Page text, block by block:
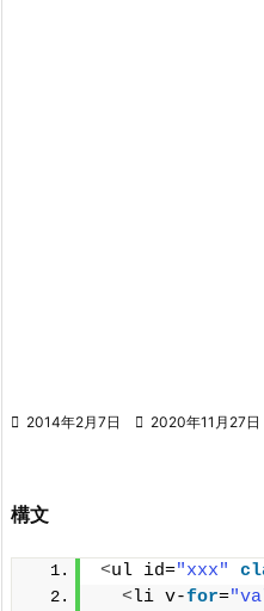
 2014年2月7日  2020年11月27日
構文
<ul id="xxx"
<li v-for=